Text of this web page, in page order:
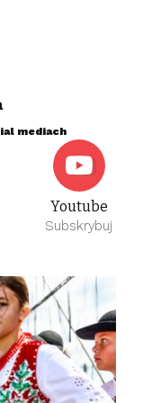
mediach
Youtube
Subskrybuj